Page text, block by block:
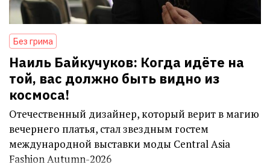
Без грима
Наиль Байкучуков: Когда идёте на
той, вас должно быть видно из
космоса!
Отечественный дизайнер, который верит в магию
вечернего платья, стал звездным гостем
международной выставки моды Central Asia
Fashion Autumn-2026